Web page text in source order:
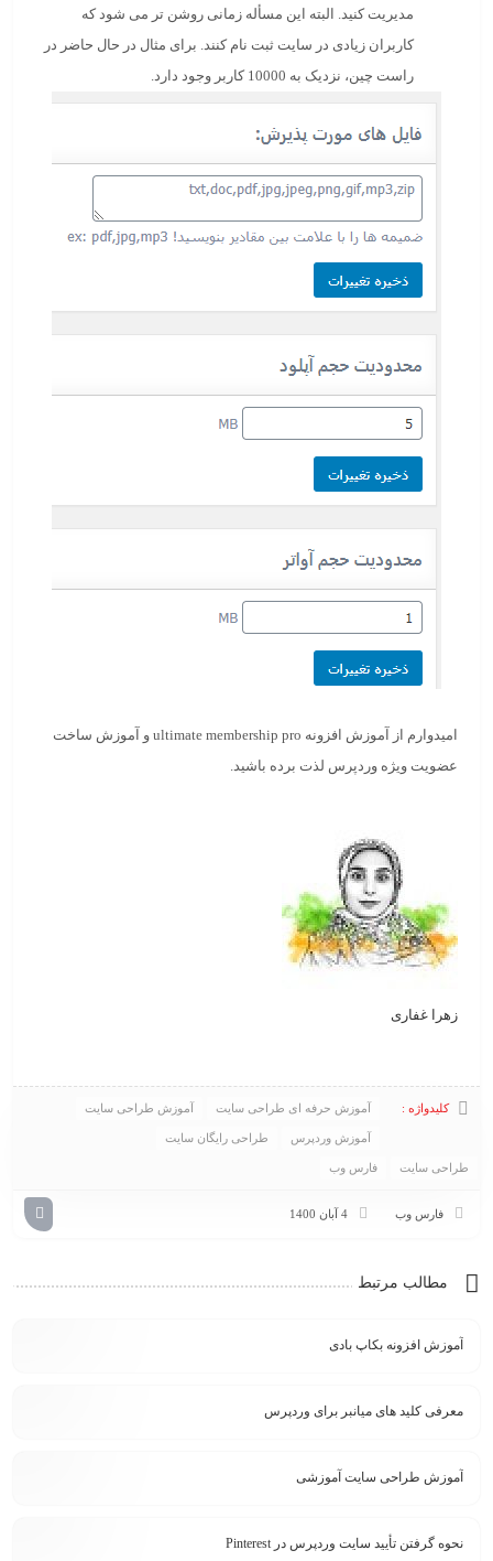
مدیریت کنید. البته این مسأله زمانی روشن تر می شود که
کاربران زیادی در سایت ثبت نام کنند. برای مثال در حال حاضر در
راست چین، نزدیک به 10000 کاربر وجود دارد.
امیدوارم از آموزش افزونه ultimate membership pro و آموزش ساخت
عضویت ویژه وردپرس لذت برده باشید.
زهرا غفاری
کلیدواژه : آموزش حرفه ای طراحی سایت آموزش طراحی سایت
آموزش وردپرس طراحی رایگان سایت
طراحی سایت فارس وب
فارس وب 4 آبان 1400
مطالب مرتبط
آموزش افزونه بکاپ بادی
معرفی کلید های میانبر برای وردپرس
آموزش طراحی سایت آموزشی
نحوه گرفتن تأیید سایت وردپرس در Pinterest